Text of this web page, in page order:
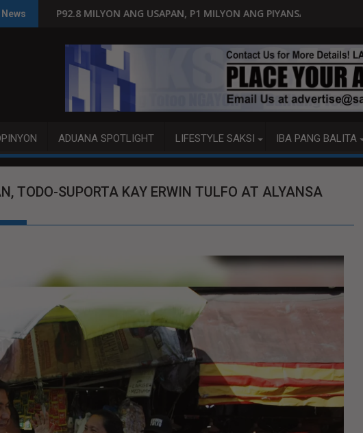
USAPAN, P1 MILYON ANG PIYANSA? HAGUPIT NG TS MAYMAY
ADUANA SPOTLIGHT LIFESTYLE SAKSI IBA PANG BALITA
TODO-SUPORTA KAY ERWIN TULFO AT ALYANSA